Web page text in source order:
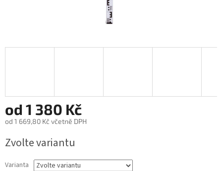
od 1 380 Kč
od 1 669,80 Kčvčetně DPH
cena:
Zvolte variantu
Varianta